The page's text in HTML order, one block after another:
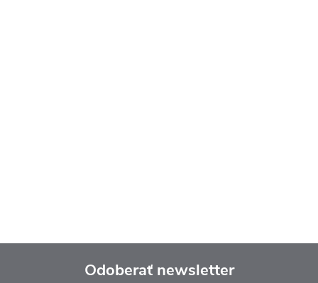
Odoberať newsletter